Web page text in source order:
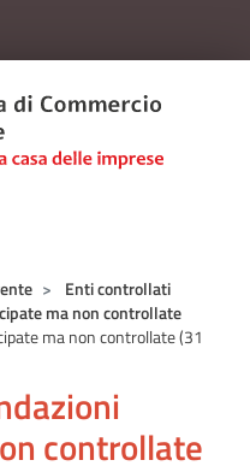
Enti controllati
ma non controllate
ma non controllate (31
controllate